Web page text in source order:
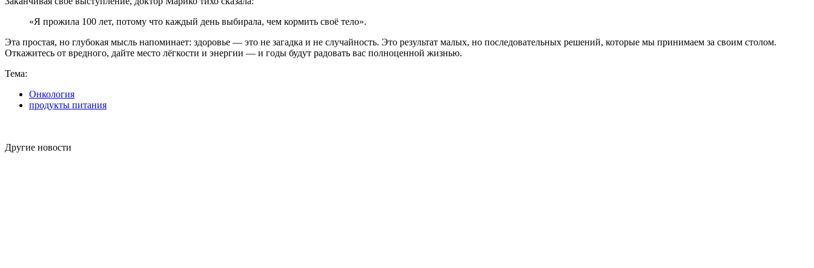
«Я прожила 100 лет, потому что каждый день выбирала, чем кормить своё тело».
Эта простая, но глубокая мысль напоминает: здоровье — это не загадка и не случайность. Это результат малых, но последовательных решений, которые мы принимаем за своим столом.
Откажитесь от вредного, дайте место лёгкости и энергии — и годы будут радовать вас полноценной жизнью.
Тема:
Онкология
продукты питания
Другие новости